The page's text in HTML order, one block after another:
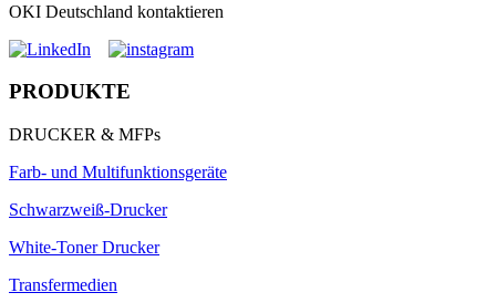
OKI Deutschland kontaktieren
PRODUKTE
DRUCKER & MFPs
Farb- und Multifunktionsgeräte
Schwarzweiß-Drucker
White-Toner Drucker
Transfermedien